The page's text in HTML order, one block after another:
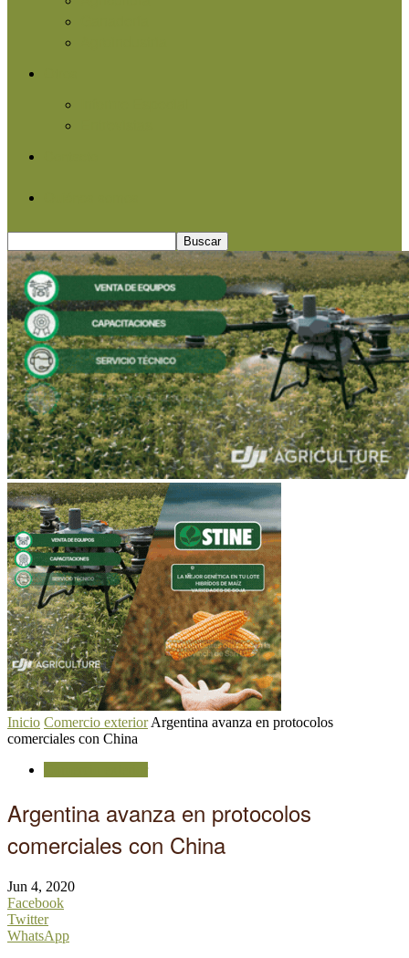
Inicio Comercio exterior Argentina avanza en protocolos
comerciales con China
Argentina avanza en protocolos
comerciales con China
Jun 4, 2020
Facebook
Twitter
WhatsApp